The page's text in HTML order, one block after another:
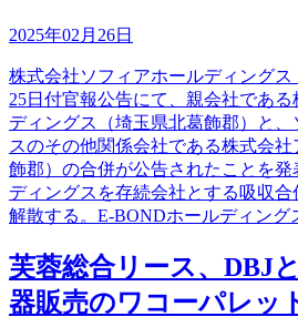
2025年02月26日
株式会社ソフィアホールディングス
25日付官報公告にて、親会社であ
ディングス（埼玉県北葛飾郡）と
スのその他関係会社である株式会
飾郡）の合併が公告されたことを
ディングスを存続会社とする吸収
解散する。E-BONDホールディング
芙蓉総合リース、DBJ
器販売のワコーパレッ